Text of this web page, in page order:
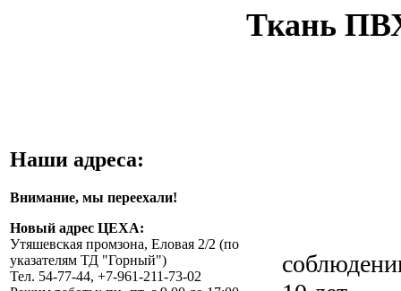
Наши адреса:
Внимание, мы переехали!
Новый адрес ЦЕХА:
Утяшевская промзона, Еловая 2/2 (по
указателям ТД "Горный")
Тел. 54-77-44, +7-961-211-73-02
Ткань